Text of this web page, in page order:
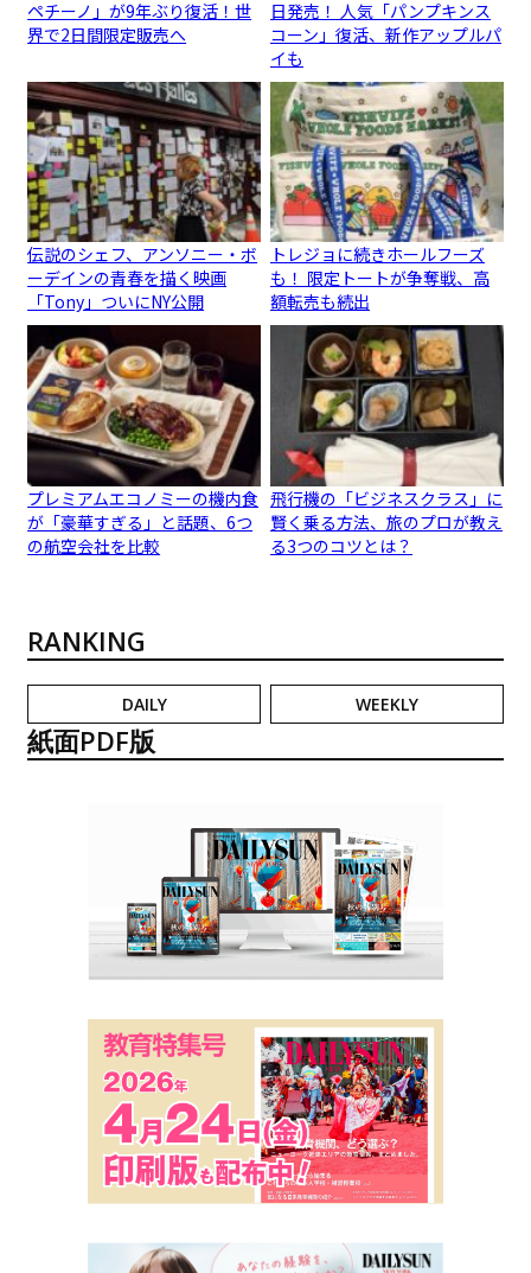
ペチーノ」が9年ぶり復活！世
界で2日間限定販売へ
日発売！ 人気「パンプキンス
コーン」復活、新作アップルパ
イも
伝説のシェフ、アンソニー・ボ
ーデインの青春を描く映画
「Tony」ついにNY公開
トレジョに続きホールフーズ
も！ 限定トートが争奪戦、高
額転売も続出
プレミアムエコノミーの機内食
が「豪華すぎる」と話題、6つ
の航空会社を比較
飛行機の「ビジネスクラス」に
賢く乗る方法、旅のプロが教え
る3つのコツとは？
RANKING
DAILY WEEKLY
紙面PDF版